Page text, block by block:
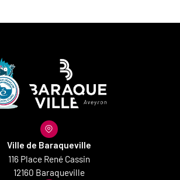
Ville de Baraqueville
116 Place René Cassin
12160 Baraqueville